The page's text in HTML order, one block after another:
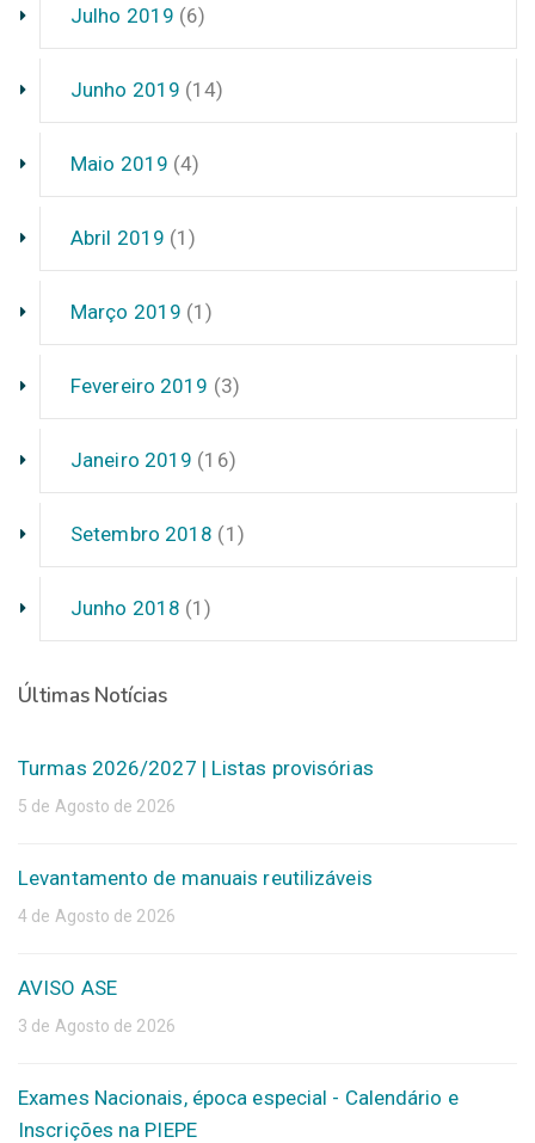
Julho 2019 (6)
Junho 2019 (14)
Maio 2019 (4)
Abril 2019 (1)
Março 2019 (1)
Fevereiro 2019 (3)
Janeiro 2019 (16)
Setembro 2018 (1)
Junho 2018 (1)
Últimas Notícias
Turmas 2026/2027 | Listas provisórias
5 de Agosto de 2026
Levantamento de manuais reutilizáveis
4 de Agosto de 2026
AVISO ASE
3 de Agosto de 2026
Exames Nacionais, época especial - Calendário e
Inscrições na PIEPE